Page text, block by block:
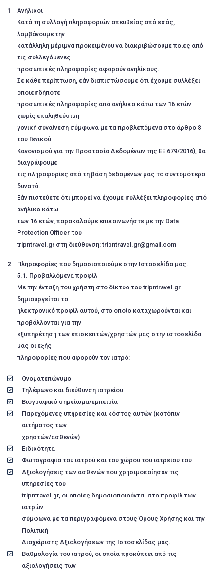
Ανήλικοι
Κατά τη συλλογή πληροφοριών απευθείας από εσάς,
λαμβάνουμε την
κατάλληλη μέριμνα προκειμένου να διακριβώσουμε ποιες από
τις συλλεγόμενες
προσωπικές πληροφορίες αφορούν ανηλίκους.
Σε κάθε περίπτωση, εάν διαπιστώσουμε ότι έχουμε συλλέξει
οποιεσδήποτε
προσωπικές πληροφορίες από ανήλικο κάτω των 16 ετών
χωρίς επαληθεύσιμη
γονική συναίνεση σύμφωνα με τα προβλεπόμενα στο άρθρο 8
του Γενικού
Κανονισμού για την Προστασία Δεδομένων της ΕΕ 679/2016), θα
διαγράψουμε
τις πληροφορίες από τη βάση δεδομένων μας το συντομότερο
δυνατό.
Εάν πιστεύετε ότι μπορεί να έχουμε συλλέξει πληροφορίες από
ανήλικο κάτω
των 16 ετών, παρακαλούμε επικοινωνήστε με την Data
Protection Officer του
tripntravel.gr στη διεύθυνση: tripntravel.gr@gmail.com
Πληροφορίες που δημοσιοποιούμε στην Ιστοσελίδα μας.
5.1. Προβαλλόμενα προφίλ
Με την ένταξη του χρήστη στο δίκτυο του tripntravel.gr
δημιουργείται το
ηλεκτρονικό προφίλ αυτού, στο οποίο καταχωρούνται και
προβάλλονται για την
εξυπηρέτηση των επισκεπτών/χρηστών μας στην ιστοσελίδα
μας οι εξής
πληροφορίες που αφορούν τον ιατρό:
Ονοματεπώνυμο
Τηλέφωνο και διεύθυνση ιατρείου
Βιογραφικό σημείωμα/εμπειρία
Παρεχόμενες υπηρεσίες και κόστος αυτών (κατόπιν
αιτήματος των
χρηστών/ασθενών)
Ειδικότητα
Φωτογραφία του ιατρού και του χώρου του ιατρείου του
Αξιολογήσεις των ασθενών που χρησιμοποίησαν τις
υπηρεσίες του
tripntravel.gr, οι οποίες δημοσιοποιούνται στο προφίλ των
ιατρών
σύμφωνα με τα περιγραφόμενα στους Όρους Χρήσης και την
Πολιτική
Διαχείρισης Αξιολογήσεων της Ιστοσελίδας μας.
Βαθμολογία του ιατρού, οι οποία προκύπτει από τις
αξιολογήσεις των